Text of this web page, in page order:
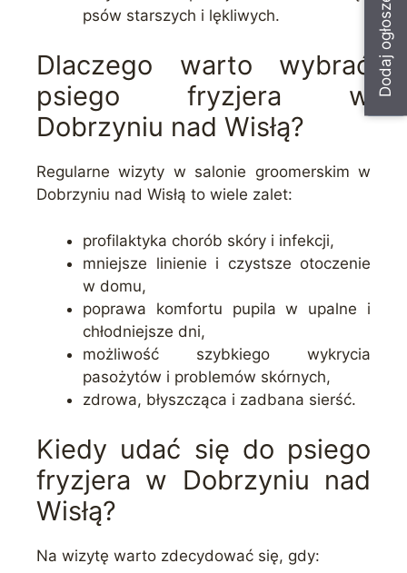
Dodaj ogłoszenie
psów starszych i lękliwych.
Dlaczego warto wybrać
psiego fryzjera w
Dobrzyniu nad Wisłą?
Regularne wizyty w salonie groomerskim w
Dobrzyniu nad Wisłą to wiele zalet:
profilaktyka chorób skóry i infekcji,
mniejsze linienie i czystsze otoczenie
w domu,
poprawa komfortu pupila w upalne i
chłodniejsze dni,
możliwość szybkiego wykrycia
pasożytów i problemów skórnych,
zdrowa, błyszcząca i zadbana sierść.
Kiedy udać się do psiego
fryzjera w Dobrzyniu nad
Wisłą?
Na wizytę warto zdecydować się, gdy: